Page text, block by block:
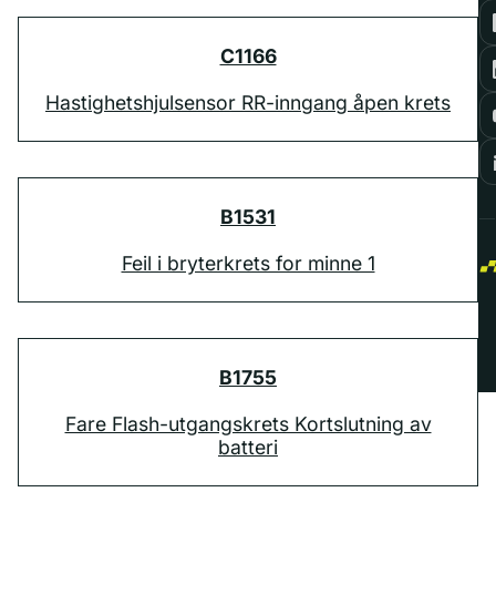
C1166
Hastighetshjulsensor RR-inngang åpen krets
B1531
Feil i bryterkrets for minne 1
B1755
Fare Flash-utgangskrets Kortslutning av
batteri